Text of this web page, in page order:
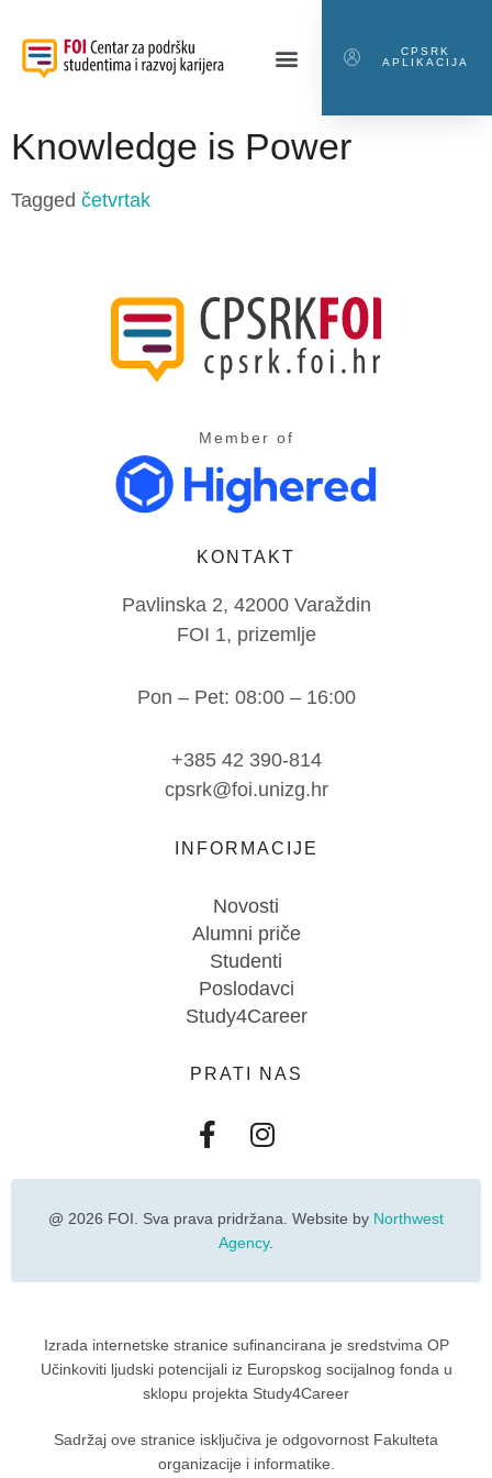
CPSRK
APLIKACIJA
Knowledge is Power
Tagged četvrtak
Member of
KONTAKT
Pavlinska 2, 42000 Varaždin
FOI 1, prizemlje
Pon – Pet: 08:00 – 16:00
+385 42 390-814
cpsrk@foi.unizg.hr
INFORMACIJE
Novosti
Alumni priče
Studenti
Poslodavci
Study4Career
PRATI NAS
@ 2026 FOI. Sva prava pridržana. Website by Northwest
Agency.
Izrada internetske stranice sufinancirana je sredstvima OP
Učinkoviti ljudski potencijali iz Europskog socijalnog fonda u
sklopu projekta Study4Career
Sadržaj ove stranice isključiva je odgovornost Fakulteta
organizacije i informatike.